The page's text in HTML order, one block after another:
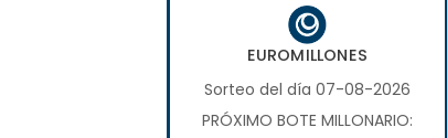
EUROMILLONES
Sorteo del día 07-08-2026
PRÓXIMO BOTE MILLONARIO: